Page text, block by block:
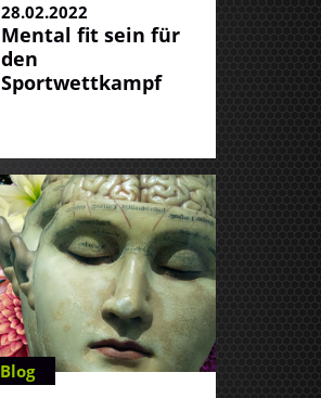
28.02.2022
Mental fit sein für
den
Sportwettkampf
Blog